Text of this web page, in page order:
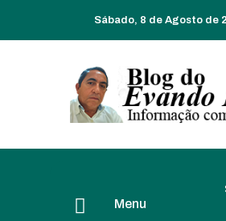
Sábado, 8 de Agosto de
Menu